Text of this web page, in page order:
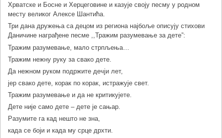
Хрватске и Босне и Херцеговине и казује своју песму у родном
месту великог Алексе Шантића.
Три дана дружења са децом из региона најбоље описују стихови
Даничине награђене песме ,,Тражим разумевање за дете”:
Тражим разумевање, мало стрпљења…
Тражим нежну руку за свако дете.
Да нежном руком подржите дечји лет,
јер свако дете, корак по корак, истражује свет.
Тражим разумевање и да не критикујете.
Дете није само дете – дете је сањар.
Разумите га кад нешто не зна,
када се боји и када му срце дрхти.